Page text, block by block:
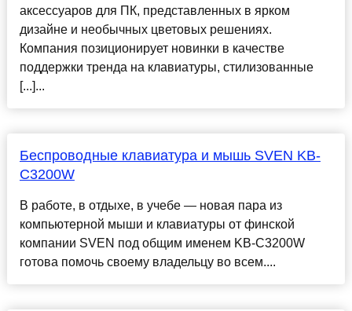
аксессуаров для ПК, представленных в ярком
дизайне и необычных цветовых решениях.
Компания позиционирует новинки в качестве
поддержки тренда на клавиатуры, стилизованные
[...]...
Беспроводные клавиатура и мышь SVEN KB-
C3200W
В работе, в отдыхе, в учебе — новая пара из
компьютерной мыши и клавиатуры от финской
компании SVEN под общим именем KB-C3200W
готова помочь своему владельцу во всем....